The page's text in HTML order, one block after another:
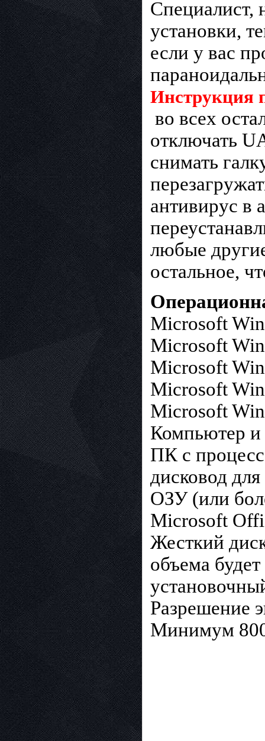
Специалист,
установки,
если у вас
Инструкция
во всех
отключать
снимать
антивирус в
любые
остальное,
Microsoft
Microsoft
Microsoft
Microsoft
Microsoft
Компьютер и
ПК с
дисковод
ОЗУ (или
Microsoft
Жесткий
объема
Разрешение
Минимум